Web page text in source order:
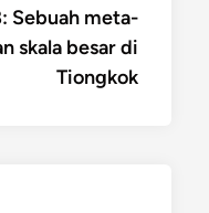
Sebuah meta-
skala besar di
Tiongkok